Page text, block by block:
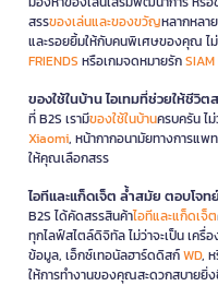
สรรของเล่นและของขวัญหลากหลา
และรอยยิ้มให้กับคนพิเศษของคุณ ไม่
FRIENDS หรือเกมจดหมายรักSIAM
ของใช้ในบ้าน ไอเทมที่ช่วยให้ชีวิ
ที่ B2S เรามีของใช้ในบ้านครบครัน ไ
Xiaomi, หน้ากากอนามัยทางการแพ
ให้คุณเลือกสรร
ไอทีและแก็ดเจ็ต ล้ำสมัย ตอบโจ
B2S ได้คัดสรรสินค้าไอทีและแก็ดเจ็ต
ทุกไลฟ์สไตล์ดิจิทัล ไม่ว่าจะเป็น เครื่อ
ข้อมูล, เอ็กซ์เทอนัลฮาร์ดดิสก์WD,
ให้การทำงานของคุณสะดวกสบายยิ่